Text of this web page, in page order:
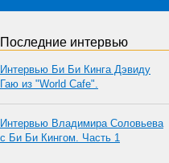
Последние интервью
Интервью Би Би Кинга Дэвиду
Гаю из "World Cafe".
Интервью Владимира Соловьева
с Би Би Кингом. Часть 1